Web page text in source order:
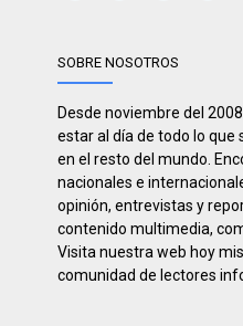
SOBRE NOSOTROS
Desde noviembre del
estar al día de todo lo que
en el resto del mundo.
nacionales e
opinión, entrevistas y
contenido multimedia,
Visita nuestra web hoy
comunidad de lectores